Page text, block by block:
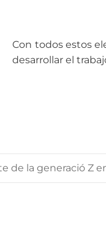
Con todos estos
desarrollar el
de la generació Z